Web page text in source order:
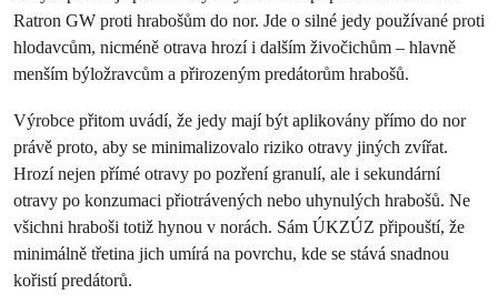
Ratron GW proti hrabošům do nor. Jde o silné jedy používané proti
hlodavcům, nicméně otrava hrozí i dalším živočichům – hlavně
menším býložravcům a přirozeným predátorům hrabošů.
Výrobce přitom uvádí, že jedy mají být aplikovány přímo do nor
právě proto, aby se minimalizovalo riziko otravy jiných zvířat.
Hrozí nejen přímé otravy po pozření granulí, ale i sekundární
otravy po konzumaci přiotrávených nebo uhynulých hrabošů. Ne
všichni hraboši totiž hynou v norách. Sám ÚKZÚZ připouští, že
minimálně třetina jich umírá na povrchu, kde se stává snadnou
kořistí predátorů.